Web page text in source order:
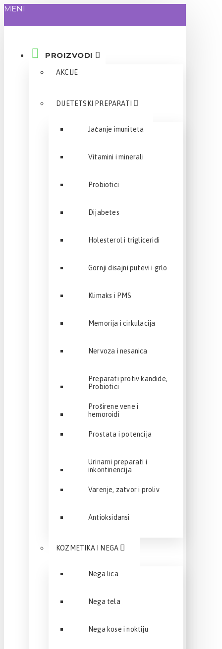
MENI
PROIZVODI
AKCIJE
DIJETETSKI PREPARATI
Jačanje imuniteta
Vitamini i minerali
Probiotici
Dijabetes
Holesterol i trigliceridi
Gornji disajni putevi i grlo
Klimaks i PMS
Memorija i cirkulacija
Nervoza i nesanica
Preparati protiv kandide,
Probiotici
Proširene vene i
hemoroidi
Prostata i potencija
Urinarni preparati i
inkontinencija
Varenje, zatvor i proliv
Antioksidansi
KOZMETIKA I NEGA
Nega lica
Nega tela
Nega kose i noktiju